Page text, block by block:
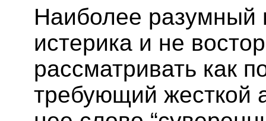
Наиболее разумный
истерика и не
рассматривать как
требующий жесткой